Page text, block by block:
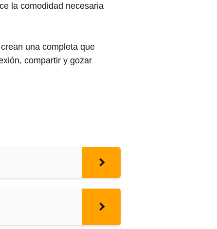
la comodidad necesaria
una completa que
compartir y gozar